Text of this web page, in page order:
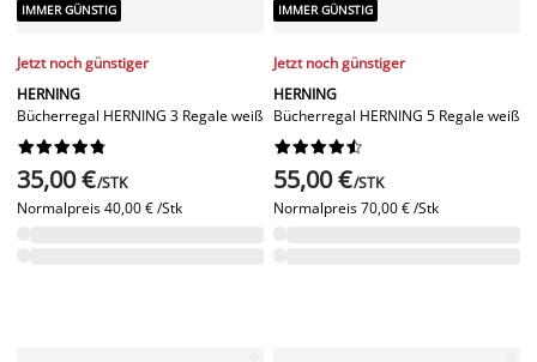
IMMER GÜNSTIG
Jetzt noch günstiger
HERNING
Bücherregal HERNING 3 Regale weiß






35,00 €/STK
Normalpreis40,00 € /Stk
IMMER GÜNSTIG
Jetzt noch günstiger
HERNING
Bücherregal HERNING 5 Regale weiß






55,00 €/STK
Normalpreis70,00 € /Stk